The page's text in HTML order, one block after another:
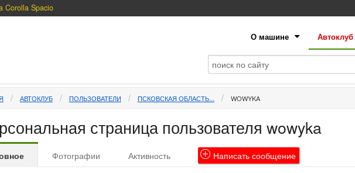
Corolla Spacio
О машине Автоклуб
АВТОКЛУБ ПОЛЬЗОВАТЕЛИ ПСКОВСКАЯ ОБЛАСТЬ... WOWYKA
страница пользователя wowyka
Фотографии Активность Написатьсообщение